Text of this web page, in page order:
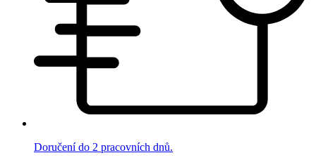
Doručení do 2 pracovních dnů.